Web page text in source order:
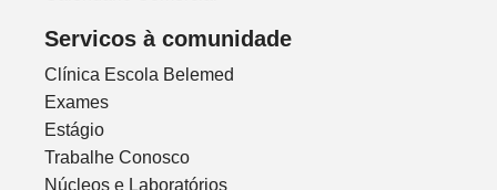
Servicos à comunidade
Clínica Escola Belemed
Exames
Estágio
Trabalhe Conosco
Núcleos e Laboratórios